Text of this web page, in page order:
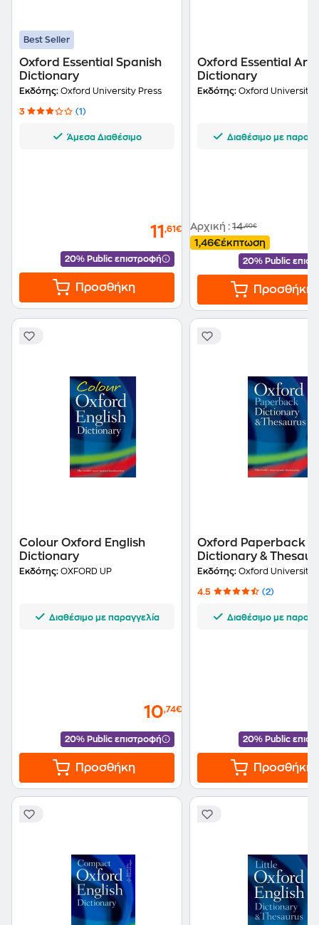
Best Seller
Oxford Essential Spanish
Dictionary
Εκδότης: Oxford University Press
3 (1)
Άμεσα Διαθέσιμο
11 ,61€
20% Public επιστροφή
Προσθήκη
Oxford Essential
Dictionary
Εκδότης: Oxford University
Διαθέσιμο με
Αρχική : 14,60€
1,46€έκπτωση
20% Public
Προσθήκη
Colour Oxford English
Dictionary
Εκδότης: OXFORD UP
Διαθέσιμο με παραγγελία
10,74€
20% Public επιστροφή
Προσθήκη
Oxford Paperback
Dictionary &
Εκδότης: Oxford University
4.5 (2)
Διαθέσιμο με
20% Public
Προσθήκη